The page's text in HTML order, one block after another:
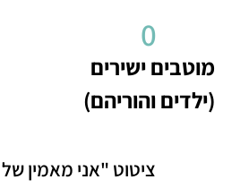
מוטבים ישירים
(ילדים והוריהם)
0
ציטוט "אני מאמין